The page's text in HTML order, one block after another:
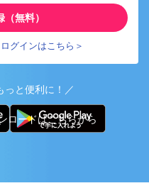
無料）
グインはこちら＞
っと便利に！／
ロードはこちらから